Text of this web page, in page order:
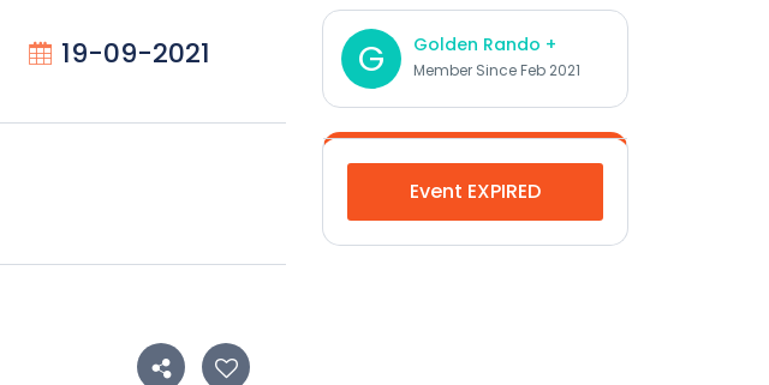
19-09-2021 G Golden Rando +
Member Since Feb 2021
Event EXPIRED